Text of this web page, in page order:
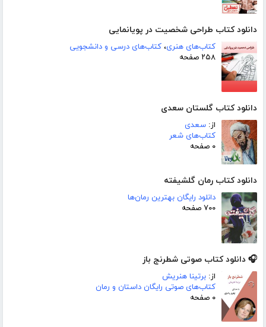
دانلود کتاب طراحی شخصیت در پویانمایی
کتاب‌های هنری، کتاب‌های درسی و دانشجویی
۲۵۸ صفحه
دانلود کتاب گلستان سعدی
از: سعدی
کتاب‌های شعر
۰ صفحه
دانلود کتاب رمان گلشیفته
دانلود رایگان بهترین رمان‌ها
۷۰۰ صفحه
🎧 دانلود کتاب صوتی شطرنج باز
از: برتینا هنریش
کتاب‌های صوتی رایگان داستان و رمان
۰ صفحه